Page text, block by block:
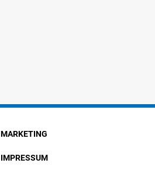
MARKETING
IMPRESSUM